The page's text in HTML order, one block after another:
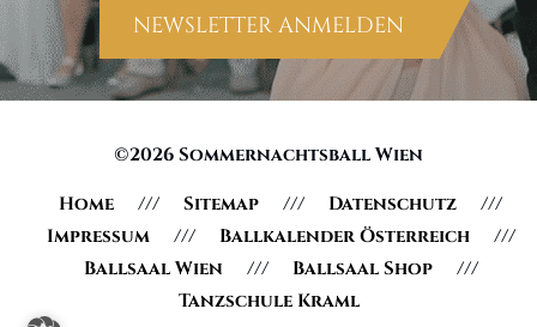
NEWSLETTER ANMELDEN
©2026 Sommernachtsball Wien
Home
Sitemap
Datenschutz
Impressum
Ballkalender Österreich
Ballsaal Wien
Ballsaal Shop
Tanzschule Kraml